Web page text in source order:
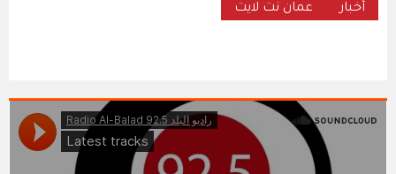
أخبار عمان نت لايت